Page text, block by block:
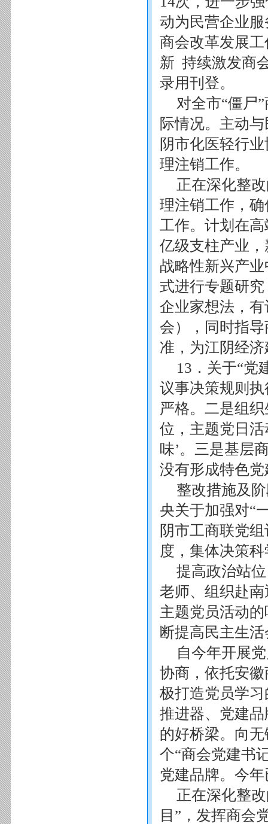
动为民营企业
商会改革发展
新 持续激发商
录用刊登。
对全市“僵尸
际情况。主动
阴市化医轻行
理注销工作。
正在深化整
理注销工作，
工作。计划在
亿级支柱产业
战略性新兴产
式进行专题研
企业家想法，
会），同时指
准，为江阴经
13．关于“党
议事决策规则执
严格。二是组
位，主题党日
味’。三是基层
没有形成特色
整改措施及
央关于加强对“
阴市工商联党
度，集体决策
提高政治站
老师、组织赴
主题党员活动
断提高民主生
自今年开展
协商，依托安
极打造党员学
推进器、党建
的好桥梁。向
个“商会党建书
党建品牌。今
正在深化整
目”，发挥商会